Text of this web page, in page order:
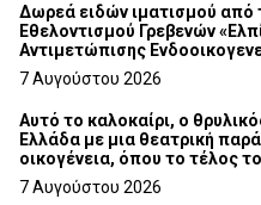
Δωρεά ειδών ιματισμού από
Εθελοντισμού Γρεβενών
Αντιμετώπισης
Τμήματος Γρεβενών
7 Αυγούστου 2026
Αυτό το καλοκαίρι, ο
Ελλάδα με μια θεατρική
οικογένεια, όπου το
7 Αυγούστου 2026